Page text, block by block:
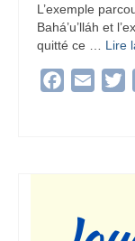
L’exemple
Bahá’u’lláh et
quitté ce … Lire
Facebook
Email